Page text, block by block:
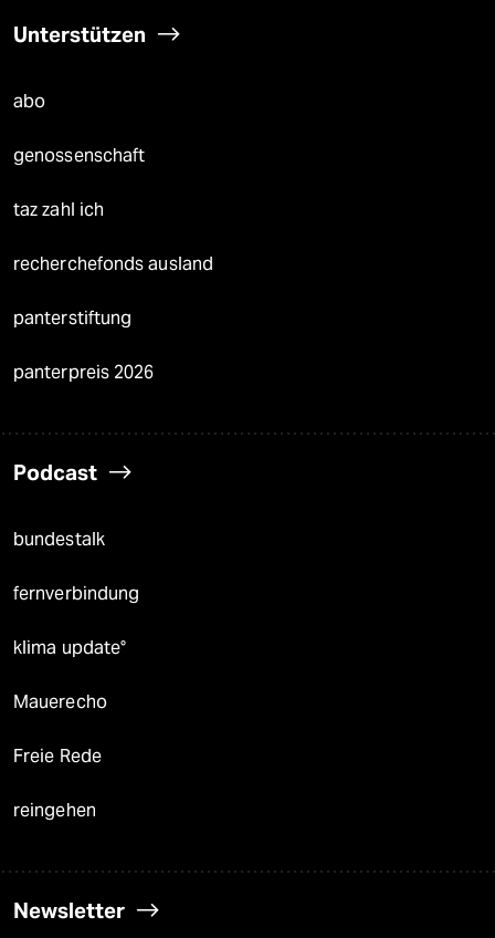
Unterstützen
abo
genossenschaft
taz zahl ich
recherchefonds ausland
panterstiftung
panterpreis 2026
Podcast
bundestalk
fernverbindung
klima update°
Mauerecho
Freie Rede
reingehen
Newsletter